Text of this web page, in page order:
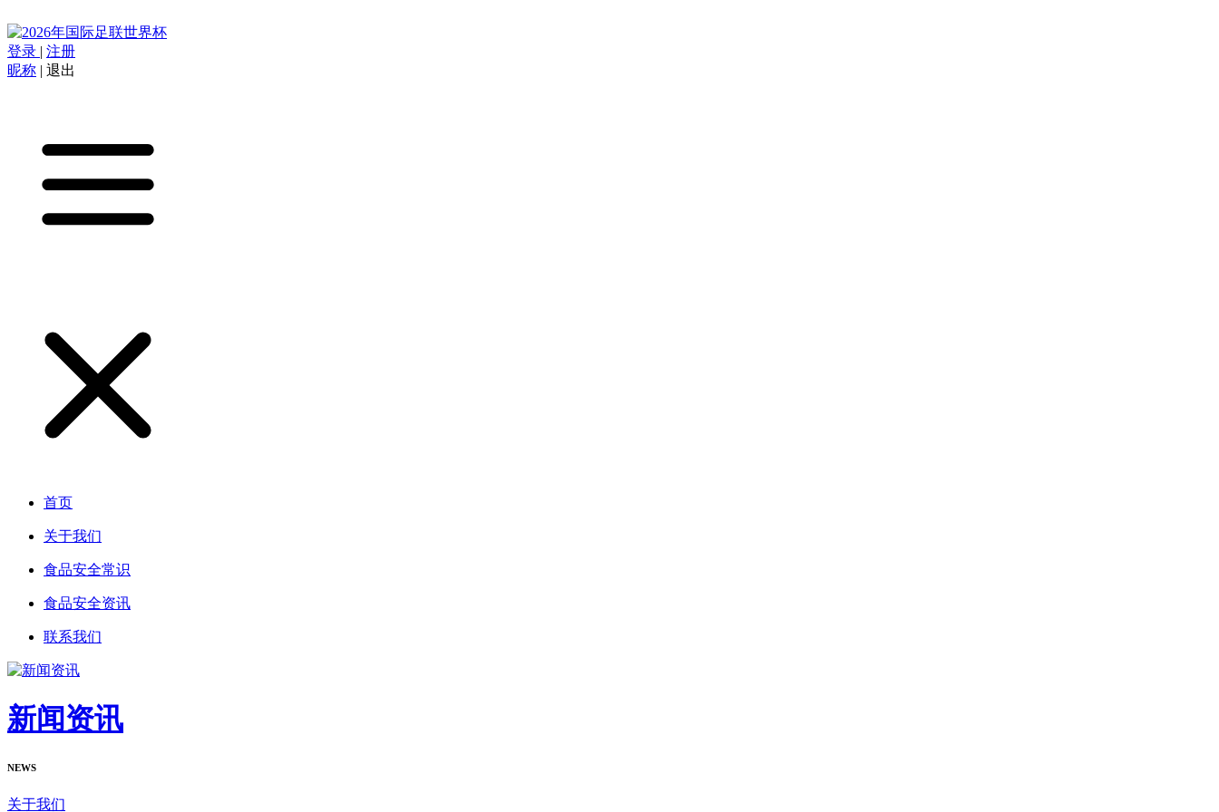
登录 | 注册
昵称 | 退出
首页
关于我们
食品安全常识
食品安全资讯
联系我们
新闻资讯
NEWS
关于我们